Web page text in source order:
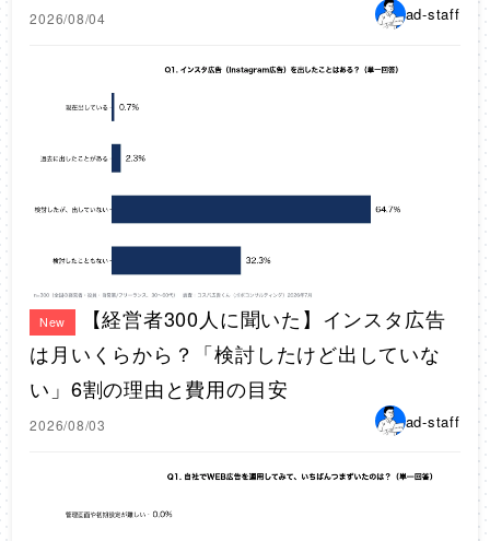
2026/08/04 ad-staff
New
【経営者300人に聞いた】インスタ広告
は月いくらから？「検討したけど出していな
い」6割の理由と費用の目安
2026/08/03 ad-staff